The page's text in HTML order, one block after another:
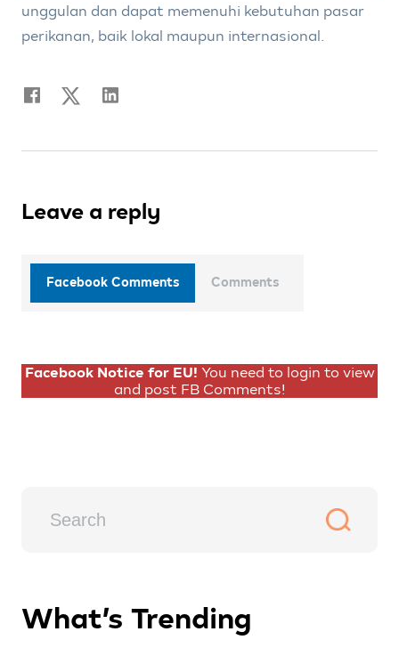
unggulan dan dapat memenuhi kebutuhan pasar
perikanan, baik lokal maupun internasional.
Leave a reply
Facebook Comments Comments
Facebook Notice for EU! You need to login to view
and post FB Comments!
What’s Trending